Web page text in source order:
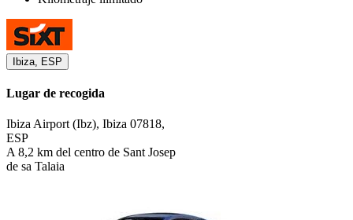
Ibiza, ESP
Lugar de recogida
Ibiza Airport (Ibz), Ibiza 07818,
ESP
A 8,2 km del centro de Sant Josep
de sa Talaia